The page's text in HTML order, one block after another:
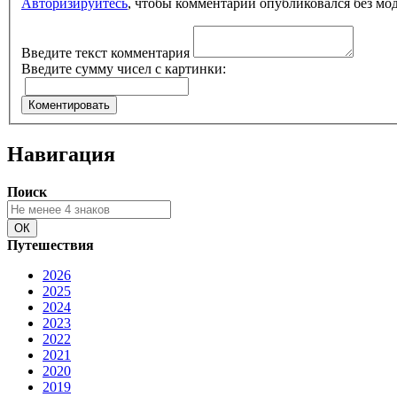
Введите текст комментария
Введите сумму чисел с картинки:
Навигация
Поиск
Путешествия
2026
2025
2024
2023
2022
2021
2020
2019